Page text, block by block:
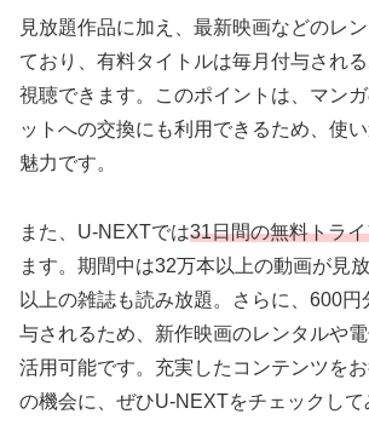
見放題作品に加え、最新映画などのレ
ており、有料タイトルは毎月付与され
視聴できます。このポイントは、マン
ットへの交換にも利用できるため、使
魅力です。
また、U-NEXTでは31日間の無料トラ
ます。期間中は32万本以上の動画が見
以上の雑誌も読み放題。さらに、600
与されるため、新作映画のレンタルや
活用可能です。充実したコンテンツを
の機会に、ぜひU-NEXTをチェックして